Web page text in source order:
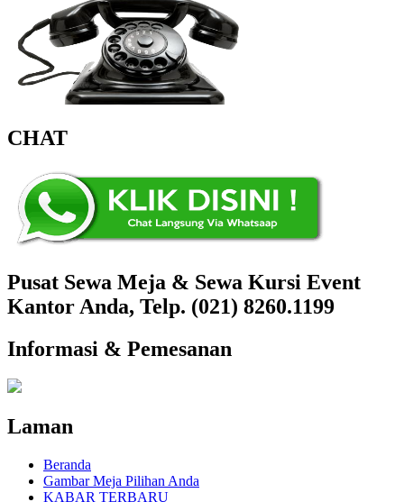
CHAT
Pusat Sewa Meja & Sewa Kursi Event
Kantor Anda, Telp. (021) 8260.1199
Informasi & Pemesanan
Laman
Beranda
Gambar Meja Pilihan Anda
KABAR TERBARU